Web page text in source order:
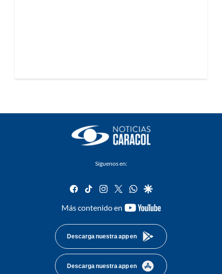
Síguenos en:
facebook
tiktok instagram
twitterwhatsapp
google
Más contenido en
youtube-
Descarga nuestra app en
Descarga nuestra app en